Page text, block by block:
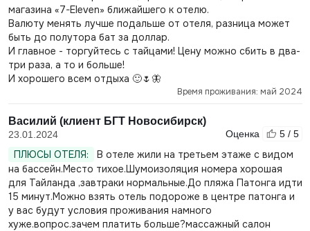
магазина «7-Eleven» ближайшего к отелю.
Валюту менять лучше подальше от отеля, разница может
быть до полутора бат за доллар.
И главное - торгуйтесь с тайцами! Цену можно сбить в два-
три раза, а то и больше!
И хорошего всем отдыха 🙂🌷🦋
Время проживания: май 2024
Василий (клиент БГТ Новосибирск)
23.01.2024 Оценка 5 / 5
ПЛЮСЫ ОТЕЛЯ:
В отеле жили на третьем этаже с видом
на бассейн.Место тихое.Шумоизоляция номера хорошая
для Тайланда ,завтраки нормальные.До пляжа Патонга идти
15 минут.Можно взять отель подороже в центре патонга и
у вас будут условия проживания намного
хуже.вопрос.зачем платить больше?массажный салон